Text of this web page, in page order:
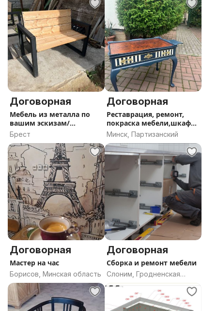
Договорная
Мебель из металла по
вашим эскизам/
мангальные зоны
Брест
Договорная
Реставрация, ремонт,
покраска мебели,шкафы,
комоды
Минск, Партизанский
Договорная
Мастер на час
Борисов, Минская область
Договорная
Сборка и ремонт мебели
Слоним, Гродненская
область